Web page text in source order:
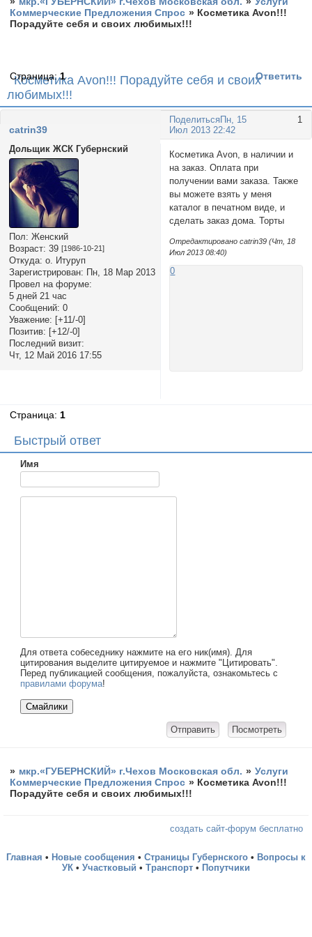
Коммерческие Предложения Спрос » Косметика Avon!!!
Порадуйте себя и своих любимых!!!
Косметика Avon!!! Порадуйте себя и своих
любимых!!!
Страница:1 Ответить
Поделиться 1
Пн, 15
Июл 2013 22:42
catrin39
Дольщик ЖСК Губернский
Пол: Женский
Возраст: 39 [1986-10-21]
Откуда: о. Итуруп
Зарегистрирован: Пн, 18 Мар 2013
Провел на форуме:
5 дней 21 час
Сообщений: 0
Уважение: [+11/-0]
Позитив: [+12/-0]
Последний визит:
Чт, 12 Май 2016 17:55
Косметика Avon, в наличии и
на заказ. Оплата при
получении вами заказа. Также
вы можете взять у меня
каталог в печатном виде, и
сделать заказ дома. Торты
Отредактировано catrin39 (Чт, 18
Июл 2013 08:40)
0
Страница: 1
Быстрый ответ
Имя
Для ответа собеседнику нажмите на его ник(имя). Для
цитирования выделите цитируемое и нажмите "Цитировать".
Перед публикацией сообщения, пожалуйста, ознакомьтесь с
правилами форума!
» мкр.«ГУБЕРНСКИЙ» г.Чехов Московская обл. » Услуги
Коммерческие Предложения Спрос » Косметика Avon!!!
Порадуйте себя и своих любимых!!!
создать сайт-форум бесплатно
Главная • Новые сообщения • Страницы Губернского • Вопросы к
УК • Участковый • Транспорт • Попутчики